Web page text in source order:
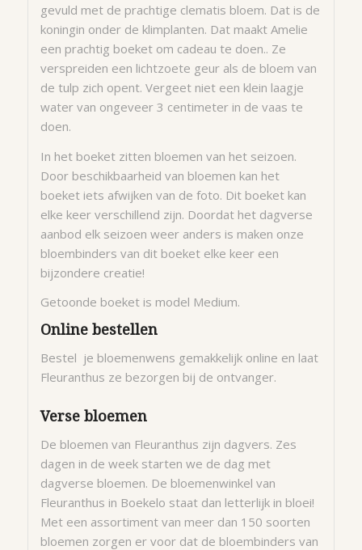
gevuld met de prachtige clematis bloem. Dat is de
koningin onder de klimplanten. Dat maakt Amelie
een prachtig boeket om cadeau te doen.. Ze
verspreiden een lichtzoete geur als de bloem van
de tulp zich opent. Vergeet niet een klein laagje
water van ongeveer 3 centimeter in de vaas te
doen.
In het boeket zitten bloemen van het seizoen.
Door beschikbaarheid van bloemen kan het
boeket iets afwijken van de foto. Dit boeket kan
elke keer verschillend zijn. Doordat het dagverse
aanbod elk seizoen weer anders is maken onze
bloembinders van dit boeket elke keer een
bijzondere creatie!
Getoonde boeket is model Medium.
Online bestellen
Bestel je bloemenwens gemakkelijk online en laat
Fleuranthus ze bezorgen bij de ontvanger.
Verse bloemen
De bloemen van Fleuranthus zijn dagvers. Zes
dagen in de week starten we de dag met
dagverse bloemen. De bloemenwinkel van
Fleuranthus in Boekelo staat dan letterlijk in bloei!
Met een assortiment van meer dan 150 soorten
bloemen zorgen er voor dat de bloembinders van